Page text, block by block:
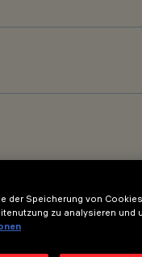
der Speicherung von
zu analysieren und